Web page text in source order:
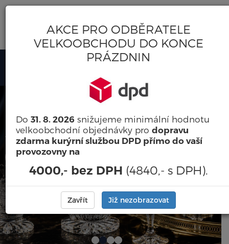
SKLO-PORCELÁN-DÁRKY
PŘIHLÁSIT
0
Přihlášení
Heslo:
Přihlásit
Zapomenuté heslo Nová registrace
ČESKÝ BROUŠENÝ
KŘIŠŤÁL
Tradiční dárky od sklářských mistrů
Více zde
AKCE PRO ODBĚRATELE
VELKOOBCHODU DO KONCE
PRÁZDNIN
Do 31. 8. 2026 snižujeme minimální hodnotu
velkoobchodní objednávky pro dopravu
zdarma kurýrní službou DPD přímo do vaší
provozovny na
4000,- bez DPH (4840,- s DPH).
Zavřít Již nezobrazovat